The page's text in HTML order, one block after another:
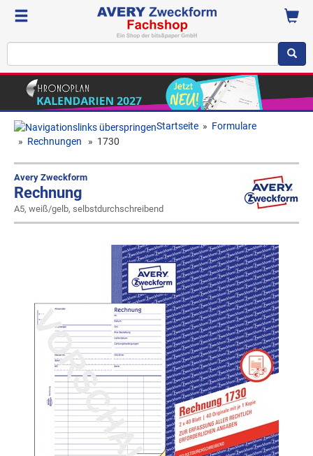
Startseite » Formulare
» Rechnungen » 1730
Avery Zweckform
Rechnung
A5, weiß/gelb, selbstdurchschreibend